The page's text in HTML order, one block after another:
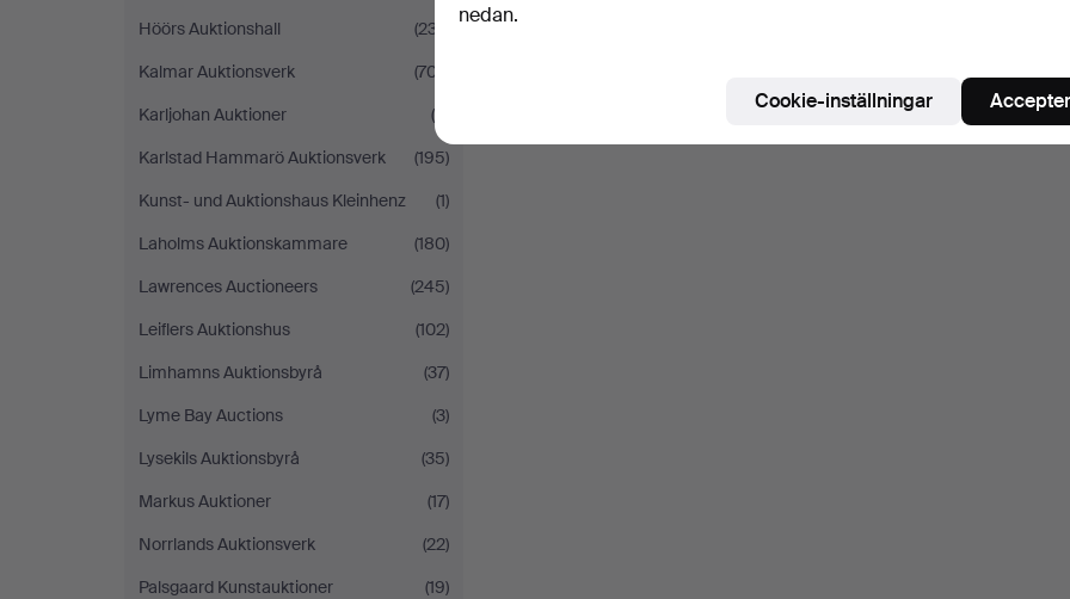
Höörs Auktionshall
(237)
Kalmar Auktionsverk
(707)
Karljohan Auktioner
(8)
Karlstad Hammarö Auktionsverk
(195)
Kunst- und Auktionshaus Kleinhenz
(1)
Laholms Auktionskammare
(180)
Lawrences Auctioneers
(245)
Leiflers Auktionshus
(102)
Limhamns Auktionsbyrå
(37)
Lyme Bay Auctions
(3)
Lysekils Auktionsbyrå
(35)
Markus Auktioner
(17)
Norrlands Auktionsverk
(22)
Palsgaard Kunstauktioner
(19)
nedan.
Cookie-inställningar